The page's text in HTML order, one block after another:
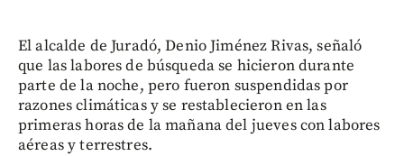
El alcalde de Juradó, Denio Jiménez Rivas, señaló
que las labores de búsqueda se hicieron durante
parte de la noche, pero fueron suspendidas por
razones climáticas y se restablecieron en las
primeras horas de la mañana del jueves con labores
aéreas y terrestres.